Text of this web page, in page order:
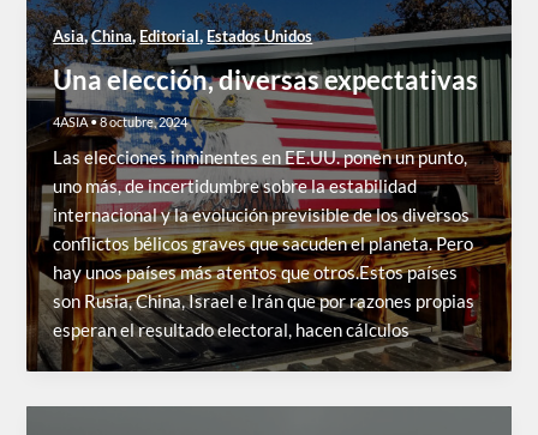
Asia,China,Editorial, Estados Unidos
Una elección, diversas expectativas
4ASIA•8 octubre, 2024
Las elecciones inminentes en EE.UU. ponen un punto,
uno más, de incertidumbre sobre la estabilidad
internacional y la evolución previsible de los diversos
conflictos bélicos graves que sacuden el planeta. Pero
hay unos países más atentos que otros.Estos países
son Rusia, China, Israel e Irán que por razones propias
esperan el resultado electoral, hacen cálculos